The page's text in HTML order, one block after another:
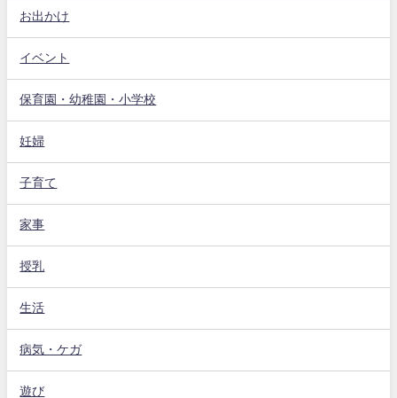
お出かけ
イベント
保育園・幼稚園・小学校
妊婦
子育て
家事
授乳
生活
病気・ケガ
遊び